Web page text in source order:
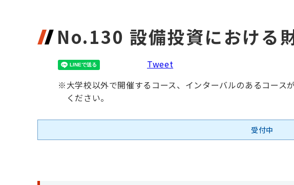
No.130 設備投資における
Tweet
※大学校以外で開催するコース、インターバルのあるコー
ください。
受付中